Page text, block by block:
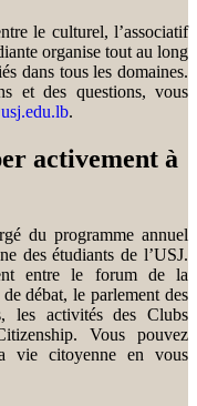
le culturel, l’associatif
organise tout au long
dans tous les domaines.
et des questions, vous
.
activement à
du programme annuel
des étudiants de l’USJ.
entre le forum de la
débat, le parlement des
les activités des Clubs
Vous pouvez
vie citoyenne en vous